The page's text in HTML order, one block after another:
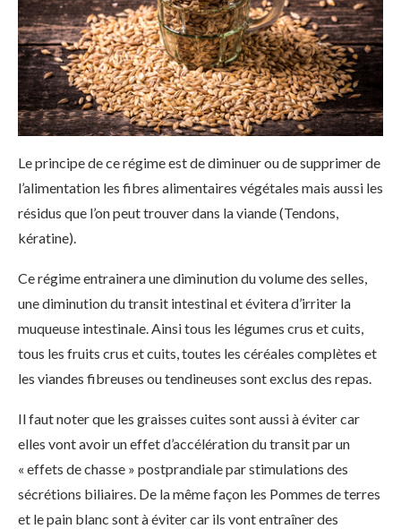
Le principe de ce régime est de diminuer ou de supprimer de
l’alimentation les fibres alimentaires végétales mais aussi les
résidus que l’on peut trouver dans la viande (Tendons,
kératine).
Ce régime entrainera une diminution du volume des selles,
une diminution du transit intestinal et évitera d’irriter la
muqueuse intestinale. Ainsi tous les légumes crus et cuits,
tous les fruits crus et cuits, toutes les céréales complètes et
les viandes fibreuses ou tendineuses sont exclus des repas.
Il faut noter que les graisses cuites sont aussi à éviter car
elles vont avoir un effet d’accélération du transit par un
« effets de chasse » postprandiale par stimulations des
sécrétions biliaires. De la même façon les Pommes de terres
et le pain blanc sont à éviter car ils vont entraîner des